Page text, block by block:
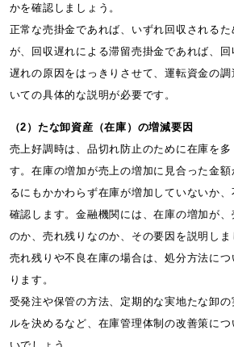
かを確認しましょう。
正常な売掛金であれば、いずれ回収される
が、回収遅れによる滞留売掛金であれば、
遅れの原因をはっきりさせて、運転資金の
いての具体的な説明が必要です。
（2）たな卸資産（在庫）の増減要因
売上好調時は、品切れ防止のために在庫を多
す。在庫の増加が売上の増加に見合った金
るにもかかわらず在庫が増加していないか
確認します。金融機関には、在庫の増加が
のか、売れ残りなのか、その要因を説明しま
売れ残りや不良在庫の場合は、処分方法に
ります。
受発注や保管の方法、定期的な実地たな卸
ルを決めるなど、在庫管理体制の改善策に